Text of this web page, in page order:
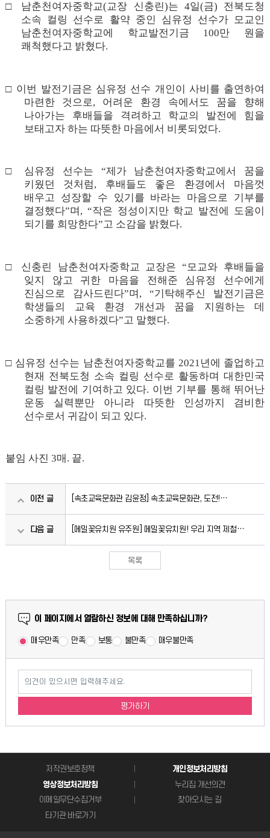
□ 남춘천여자중학교(교장 신충린)는 4일(금) 전북도청
소속 컬링 선수로 활약 중인 심유정 선수가 모교인
남춘천여자중학교에 학교발전기금 100만 원을
쾌척했다고 밝혔다.
□ 이번 발전기금은 심유정 선수 개인이 사비를 출연하여
마련한 것으로 , 어려운 환경 속에서도 꿈을 향해
나아가는 후배들을 격려하고 학교의 발전에 힘을
보태고자 하는 따뜻한 마음에서 비롯되었다.
□ 심유정 선수는 “제가 남춘천여자중학교에서 꿈을
키웠던 것처럼, 후배들도 좋은 환경에서 마음껏
배우고 성장할 수 있기를 바라는 마음으로 기부를
결정했다”며 , “작은 정성이지만 학교 발전에 도움이
되기를 희망한다”고 소감을 밝혔다.
□ 신충린 남춘천여자중학교 교장은“모교와 후배들을
잊지 않고 귀한 마음을 전해준 심유정 선수에게
진심으로 감사드린다”며 , “기탁해주신 발전기금은
학생들의 교육 환경 개선과 꿈을 지원하는 데
소중하게 사용하겠다”고 말했다.
□ 심유정 선수는 남춘천여자중학교를 2021 년에 졸업하고
현재 전북도청 소속 컬링 선수로 활동하며 대한민국
컬링 발전에 기여하고 있다. 이번 기부를 통해 뛰어난
운동 실력뿐만 아니라 따뜻한 인성까지 겸비한
선수로서 귀감이 되고 있다.
붙임 사진 3매 . 끝.
이전 글 [속초교육문화관 김윤정] 속초교육문화관, 도전!
독서기록장‘나의 독서, 나의 문장’운영
다음 글 [메밀꽃유치원 유주원] 메밀꽃유치원! 우리 지역 제철
과일로 환경을 지키다
목록
만족도 조사
이 페이지에서 열람하신 정보에 대해 만족하십니까?
매우만족 만족 보통 불만족 매우불만족
평가하기
저작권보호정책
개인정보처리방침
영상정보처리방침
누리집 개선의견
이메일무단수집거부
찾아오시는 길
타기관 바로가기